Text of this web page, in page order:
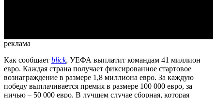
реклама
Как сообщает blick, УЕФА выплатит командам 41 миллион
евро. Каждая страна получает фиксированное стартовое
вознаграждение в размере 1,8 миллиона евро. За каждую
победу выплачивается премия в размере 100 000 евро, за
ничью – 50 000 евро. В лучшем случае сборная, которая